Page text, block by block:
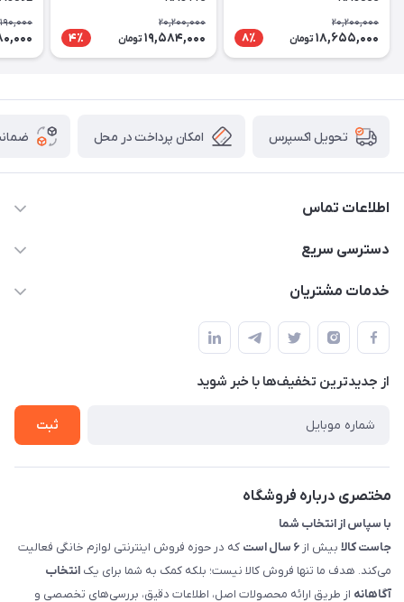
20,200,000
18,655,000 تومان 8٪
20,200,000
19,584,000 تومان 4٪
تحویل اکسپرس امکان پرداخت در محل
اطلاعات تماس
09398557137
سمت چپ (فروشگاه صوتی عباسی) - "تحویل حضوری فقط با
هماهنگی"
دسترسی سریع
لیست محصولات
حساب کاربری
تماس با ما
خدمات مشتریان
راهنما
پرسش های شما
شرایط و ضوابط گارانتی
روش های بازگرداندن کالا
از جدید‌ترین تخفیف‌ها با‌ خبر شوید
ثبت
مختصری درباره فروشگاه
با سپاس از انتخاب شما
جاست کالا بیش از ۶ سال است
که در حوزه فروش اینترنتی لوازم خانگی فعالیت
می‌کند. هدف ما تنها فروش کالا نیست؛ بلکه کمک به شما برای یک انتخاب
آگاهانه از طریق ارائه محصولات اصل، اطلاعات دقیق، بررسی‌های تخصصی و